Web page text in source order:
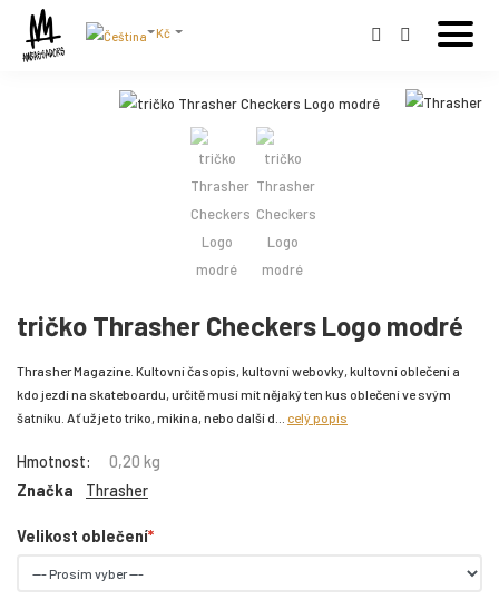
Kč
tričko Thrasher Checkers Logo modré
Thrasher Magazine. Kultovní časopis, kultovní webovky, kultovní oblečení a
kdo jezdí na skateboardu, určitě musí mít nějaký ten kus oblečení ve svým
šatníku. Ať už je to triko, mikina, nebo další d... celý popis
Hmotnost:
0,20 kg
Značka
Thrasher
Velikost oblečení